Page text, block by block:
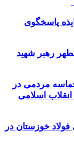
پاسخگوی
رهبر شهید
مردمی در
اسلامی
خوزستان در